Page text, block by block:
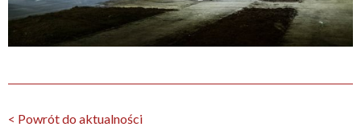
< Powrót do aktualności